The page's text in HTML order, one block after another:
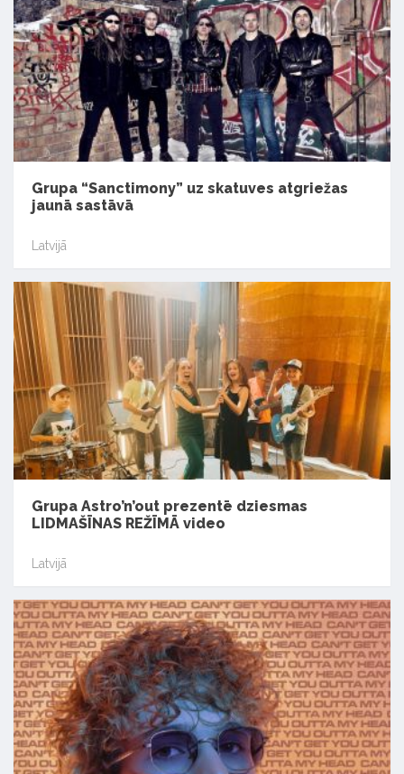
Grupa “Sanctimony” uz skatuves atgriežas
jaunā sastāvā
Latvijā
Grupa Astro’n’out prezentē dziesmas
LIDMAŠĪNAS REŽĪMĀ video
Latvijā